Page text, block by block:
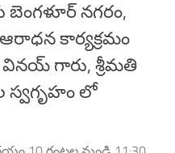
బెంగళూర్ నగరం,
కార్యక్రమం
వినయ్ గారు, శ్రీమతి
స్వగృహం లో